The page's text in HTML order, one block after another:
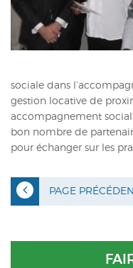
sociale dans
gestion locative de
accompagnement
bon nombre de
pour échanger sur les
PAGE